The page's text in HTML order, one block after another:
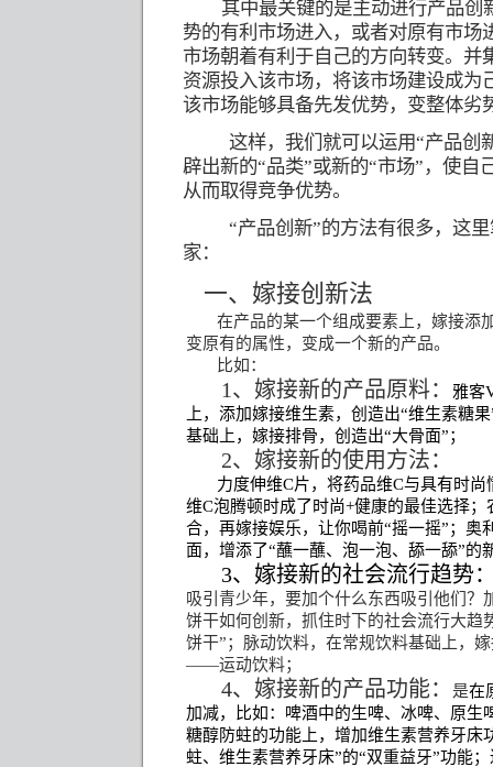
其中最关键的是主动进行产品创
势的有利市场进入，或者对原有市场
市场朝着有利于自己的方向转变。并
资源投入该市场，将该市场建设成为
该市场能够具备先发优势，变整体劣
这样，我们就可以运用“产品创
辟出新的“品类”或新的“市场”，使自
从而取得竞争优势。
“产品创新”的方法有很多，这
家：
一、嫁接创新法
在产品的某一个组成要素上，嫁接添
变原有的属性，变成一个新的产品。
比如：
1、嫁接新的产品原料： 雅客
上，添加嫁接维生素，创造出“维生素糖
基础上，嫁接排骨，创造出“大骨面”；
2、嫁接新的使用方法：
力度伸维C片，将药品维C与具有时尚
维C泡腾顿时成了时尚+健康的最佳选择；
合，再嫁接娱乐，让你喝前“摇一摇”；奥
面，增添了“蘸一蘸、泡一泡、舔一舔”的
3、嫁接新的社会流行趋势
吸引青少年，要加个什么东西吸引他们？
饼干如何创新，抓住时下的社会流行大
饼干”；脉动饮料，在常规饮料基础上，
——运动饮料；
4、嫁接新的产品功能： 是在
加减，比如：啤酒中的生啤、冰啤、原生
糖醇防蛀的功能上，增加维生素营养牙床
蛀、维生素营养牙床”的“双重益牙”功能